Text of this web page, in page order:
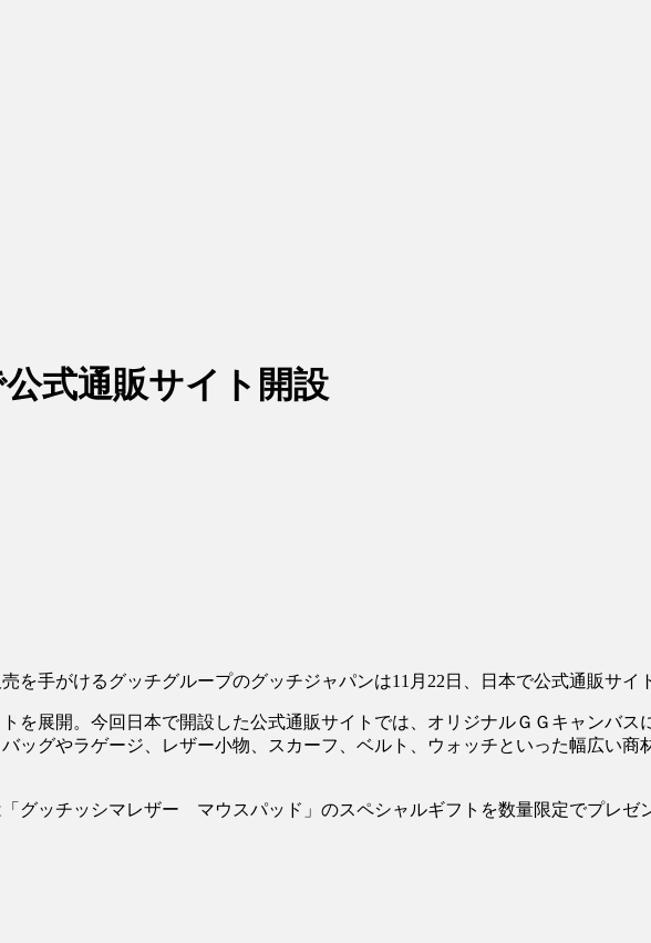
公式通販サイト開設
を手がけるグッチグループのグッチジャパンは11月22日、日本で公式通販サイ
を展開。今回日本で開設した公式通販サイトでは、オリジナルＧＧキャンバ
ッグやラゲージ、レザー小物、スカーフ、ベルト、ウォッチといった幅広い商
グッチッシマレザー マウスパッド」のスペシャルギフトを数量限定でプレゼ